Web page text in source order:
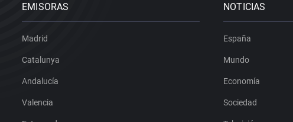
EMISORAS
Madrid
Catalunya
Andalucía
Valencia
NOTICIAS
España
Mundo
Economía
Sociedad